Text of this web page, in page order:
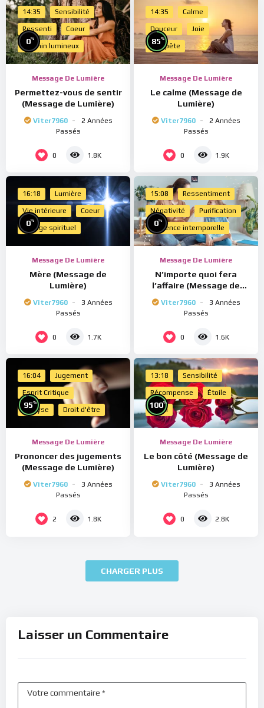
14:35 Sensibilité
Ressenti Coeur
Chemin lumineux
0%
Message De Lumière
Permettez-vous de sentir
(Message de Lumière)
Viter7960
2 Années
Passés
0 1.8K
14:35 Calme
Douceur Joie
Tempête
85%
Message De Lumière
Le calme (Message de
Lumière)
Viter7960
2 Années
Passés
0 1.9K
16:18 Lumière
Vie intérieure Coeur
Voyage spirituel
0%
Message De Lumière
Mère (Message de
Lumière)
Viter7960
3 Années
Passés
0 1.7K
15:08 Ressentiment
Négativité Purification
Présence intemporelle
0%
Message De Lumière
N’importe quoi fera
l’affaire (Message de
Viter7960
3 Années
Passés
0 1.6K
16:04 Jugement
Esprit Critique
Analyse Droit d'être
95%
Message De Lumière
Prononcer des jugements
(Message de Lumière)
Viter7960
3 Années
Passés
2 1.8K
13:18 Sensibilité
Récompense Étoile
Merci
100%
Message De Lumière
Le bon côté (Message de
Lumière)
Viter7960
3 Années
Passés
0 2.8K
CHARGER PLUS
Laisser un Commentaire